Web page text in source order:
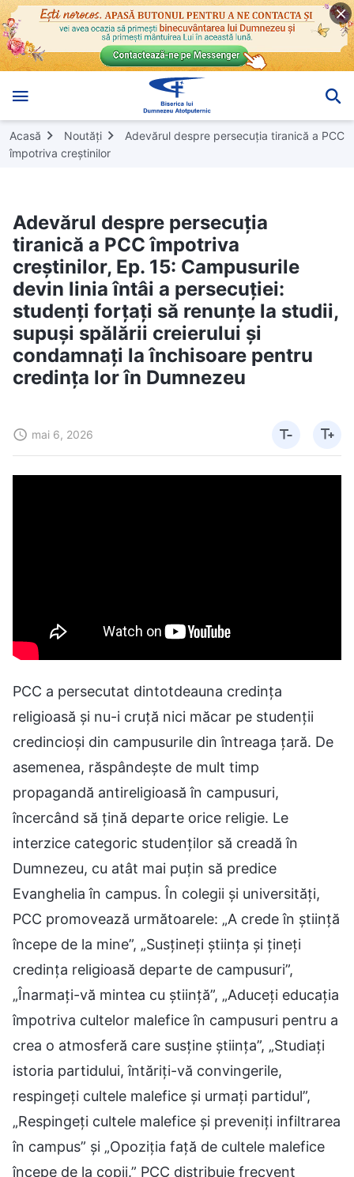
Acasă Noutăți
Adevărul despre persecuția tiranică a PCC
împotriva creștinilor
Adevărul despre persecuția
tiranică a PCC împotriva
creștinilor, Ep. 15: Campusurile
devin linia întâi a persecuției:
studenți forțați să renunțe la studii,
supuși spălării creierului și
condamnați la închisoare pentru
credința lor în Dumnezeu
mai 6, 2026
PCC a persecutat dintotdeauna credința
religioasă și nu-i cruță nici măcar pe studenții
credincioși din campusurile din întreaga țară. De
asemenea, răspândește de mult timp
propagandă antireligioasă în campusuri,
încercând să țină departe orice religie. Le
interzice categoric studenților să creadă în
Dumnezeu, cu atât mai puțin să predice
Evanghelia în campus. În colegii și universități,
PCC promovează următoarele: „A crede în știință
începe de la mine”, „Susțineți știința și țineți
credința religioasă departe de campusuri”,
„Înarmați-vă mintea cu știință”, „Aduceți educația
împotriva cultelor malefice în campusuri pentru a
crea o atmosferă care susține știința”, „Studiați
istoria partidului, întăriți-vă convingerile,
respingeți cultele malefice și urmați partidul”,
„Respingeți cultele malefice și preveniți infiltrarea
în campus” și „Opoziția față de cultele malefice
începe de la copii.” PCC distribuie frecvent